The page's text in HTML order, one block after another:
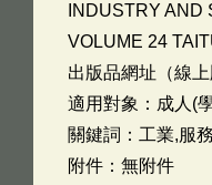
INDUSTRY
VOLUME 24
出版品網址（線上
適用對象：成人(
關鍵詞：工業,服
附件：無附件